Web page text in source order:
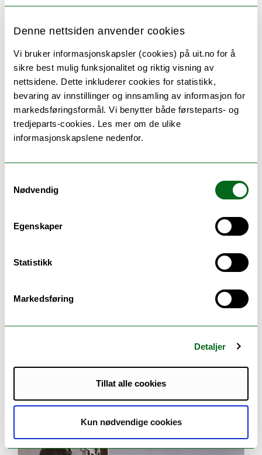
Denne nettsiden anvender cookies
Vi bruker informasjonskapsler (cookies) på uit.no for å
sikre best mulig funksjonalitet og riktig visning av
nettsidene. Dette inkluderer cookies for statistikk,
bevaring av innstillinger og innsamling av informasjon for
markedsføringsformål. Vi benytter både førsteparts- og
tredjeparts-cookies. Les mer om de ulike
informasjonskapslene nedenfor.
Nødvendig
Egenskaper
Statistikk
Markedsføring
Detaljer
Tillat alle cookies
Kun nødvendige cookies
3 studieprogram
Environmental Law
Law of the Sea
- master, 3 semester
Tromsø|